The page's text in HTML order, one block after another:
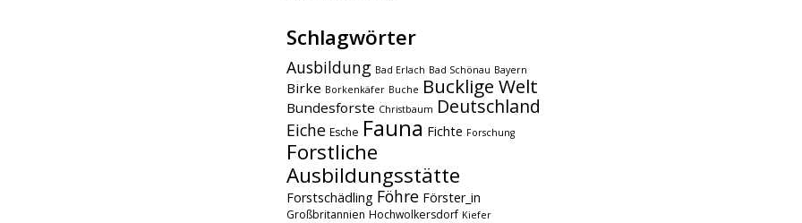
Schlagwörter
Ausbildung Bad Erlach Bad Schönau Bayern
Birke Borkenkäfer Buche Bucklige Welt
Bundesforste Christbaum Deutschland
Eiche Esche Fauna Fichte Forschung
Forstliche
Ausbildungsstätte
Forstschädling Föhre Förster_in
Großbritannien Hochwolkersdorf Kiefer